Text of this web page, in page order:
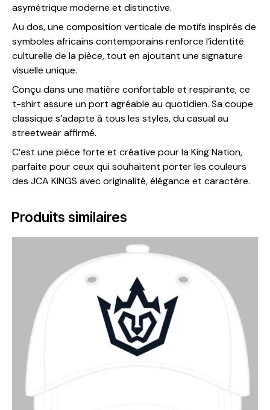
asymétrique moderne et distinctive.
Au dos, une composition verticale de motifs inspirés de
symboles africains contemporains renforce l’identité
culturelle de la pièce, tout en ajoutant une signature
visuelle unique.
Conçu dans une matière confortable et respirante, ce
t-shirt assure un port agréable au quotidien. Sa coupe
classique s’adapte à tous les styles, du casual au
streetwear affirmé.
C’est une pièce forte et créative pour la King Nation,
parfaite pour ceux qui souhaitent porter les couleurs
des JCA KINGS avec originalité, élégance et caractère.
Produits similaires